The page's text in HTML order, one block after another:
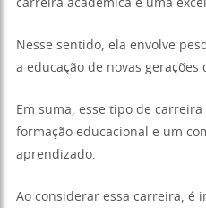
carreira acadêmica é uma
Nesse sentido, ela envolve
a educação de novas gerações
Em suma, esse tipo de
formação educacional e um
aprendizado.
Ao considerar essa carreira, é